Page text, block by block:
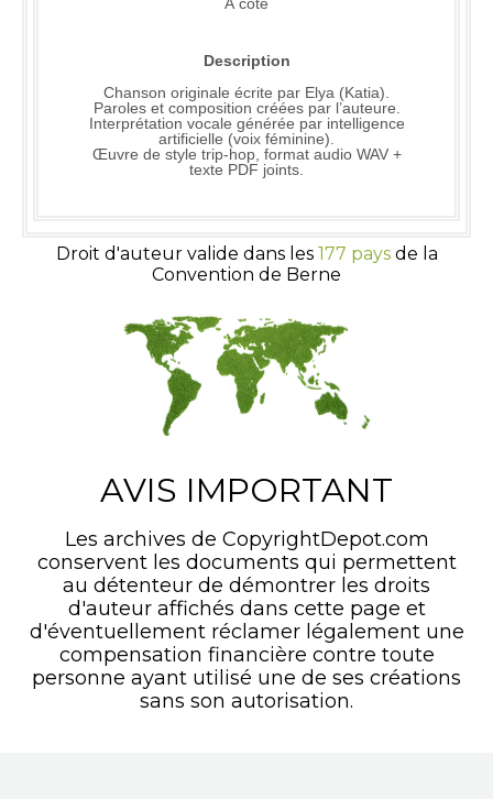
À côté
Description
Chanson originale écrite par Elya (Katia).
Paroles et composition créées par l’auteure.
Interprétation vocale générée par intelligence
artificielle (voix féminine).
Œuvre de style trip-hop, format audio WAV +
texte PDF joints.
Droit d'auteur valide dans les 177 paysde la
Convention de Berne
AVIS IMPORTANT
Les archives de CopyrightDepot.com
conservent les documents qui permettent
au détenteur de démontrer les droits
d'auteur affichés dans cette page et
d'éventuellement réclamer légalement une
compensation financière contre toute
personne ayant utilisé une de ses créations
sans son autorisation.